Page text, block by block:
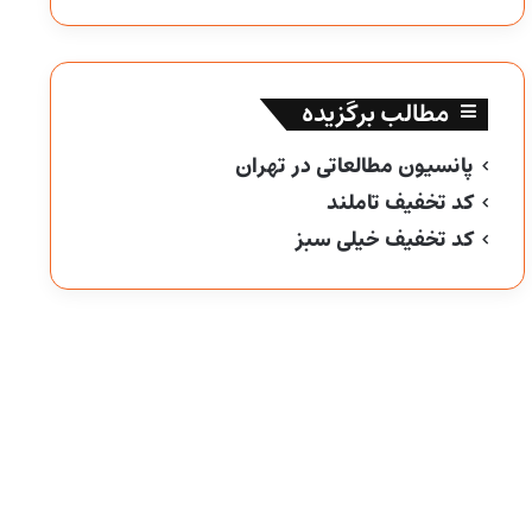
مطالب برگزیده
پانسیون مطالعاتی در تهران
کد تخفیف تاملند
کد تخفیف خیلی سبز